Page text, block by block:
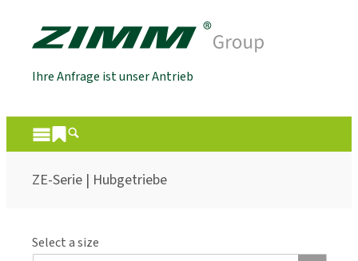
Ihre Anfrage ist unser Antrieb
ZE-Serie | Hubgetriebe
Select a size